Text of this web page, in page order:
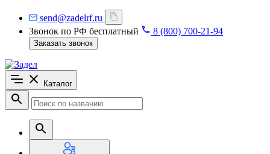
send@zadelrf.ru
Звонок по РФ бесплатный
8 (800) 700-21-94
Заказать звонок
Каталог